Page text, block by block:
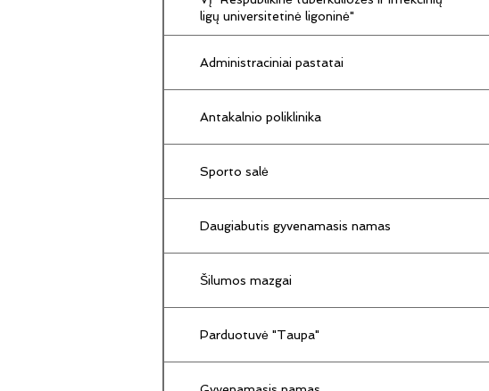
ligų universitetinė ligoninė"
Administraciniai pastatai
Antakalnio poliklinika
Sporto salė
Daugiabutis gyvenamasis namas
Šilumos mazgai
Parduotuvė "Taupa"